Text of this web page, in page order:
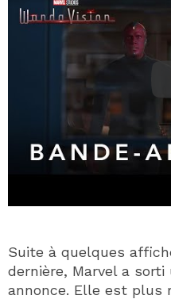
Suite à quelques
dernière, Marvel a
annonce. Elle est plus